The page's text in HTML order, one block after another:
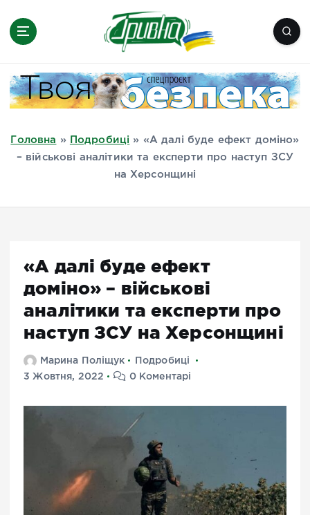
Миколаїв, Одеса, Мелітополь
Головна » Подробиці » «А далі буде ефект доміно»
– військові аналітики та експерти про наступ ЗСУ
на Херсонщині
«А далі буде ефект
доміно» – військові
аналітики та експерти про
наступ ЗСУ на Херсонщині
Марина Поліщук
Подробиці
3 Жовтня, 2022
0 Коментарі